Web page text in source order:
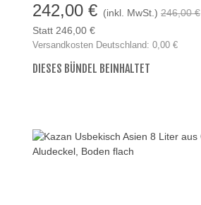
242,00 € (inkl. MwSt.) 246,00 €
Statt 246,00 €
Versandkosten Deutschland: 0,00 €
DIESES BÜNDEL BEINHALTET